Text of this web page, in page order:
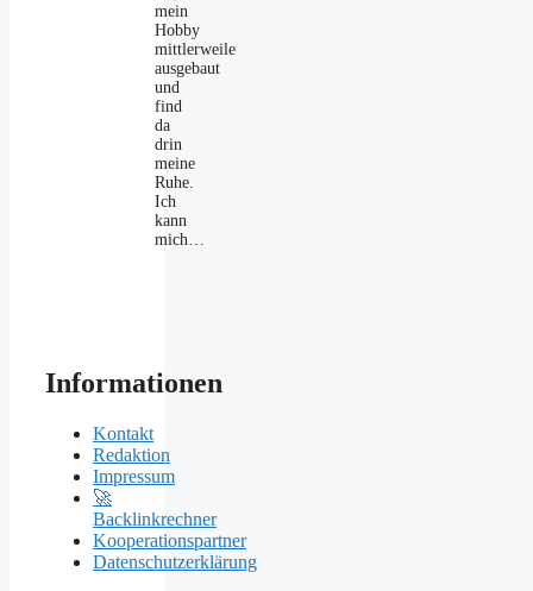
mein
Hobby
mittlerweile
ausgebaut
und
find
da
drin
meine
Ruhe.
Ich
kann
mich…
Informationen
Kontakt
Redaktion
Impressum
🚀
Backlinkrechner
Kooperationspartner
Datenschutzerklärung